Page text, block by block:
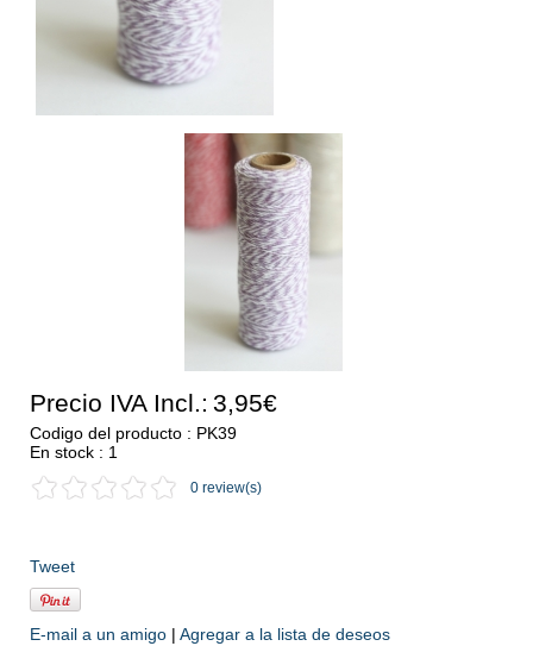
Precio IVA Incl.: 3,95€
Codigo del producto : PK39
En stock : 1
0 review(s)
Tweet
E-mail a un amigo | Agregar a la lista de deseos